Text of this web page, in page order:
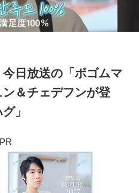
日放送の「ボゴムマ
＆チェデフンが登
」
PR